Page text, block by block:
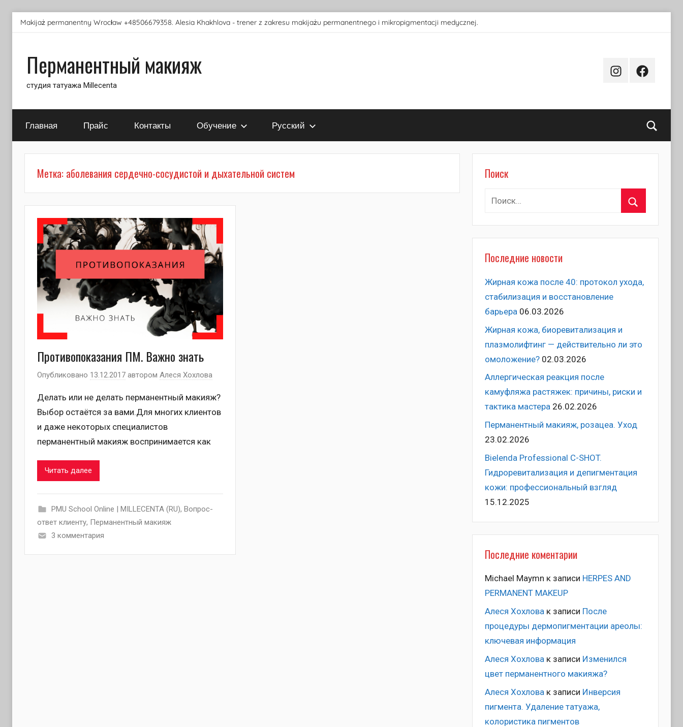
Перейти
Makijaż permanentny Wrocław +48506679358. Alesia Khakhlova - trener z zakresu makijażu permanentnego i mikropigmentacji medycznej.
Перманентный макияж
студия татуажа Millecenta
InstagramFacebook
Главная Прайс Контакты Обучение Русский
Метка: аболевания сердечно-сосудистой и дыхательной систем
Противопоказания ПМ. Важно знать
Опубликовано 13.12.2017 автором Алеся Хохлова
Делать или не делать перманентный макияж?
Выбор остаётся за вами.Для многих клиентов
и даже некоторых специалистов
перманентный макияж воспринимается как
Читать далее
PMU School Online | MILLECENTA (RU), Вопрос-
ответ клиенту, Перманентный макияж
3 комментария
Поиск
Найти:
Последние новости
Жирная кожа после 40: протокол ухода,
стабилизация и восстановление
барьера 06.03.2026
Жирная кожа, биоревитализация и
плазмолифтинг — действительно ли это
омоложение? 02.03.2026
Аллергическая реакция после
камуфляжа растяжек: причины, риски и
тактика мастера 26.02.2026
Перманентный макияж, розацеа. Уход
23.02.2026
Bielenda Professional C-SHOT.
Гидроревитализация и депигментация
кожи: профессиональный взгляд
15.12.2025
Последние коментарии
Michael Maymn к записи HERPES AND
PERMANENT MAKEUP
Алеся Хохловак записи После
процедуры дермопигментации ареолы:
ключевая информация
Алеся Хохлова к записи Изменился
цвет перманентного макияжа?
Алеся Хохлова к записи Инверсия
пигмента. Удаление татуажа,
колористика пигментов